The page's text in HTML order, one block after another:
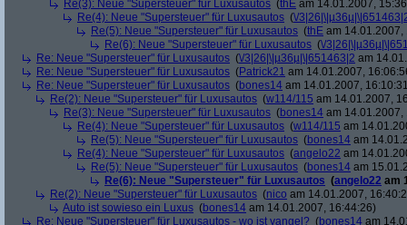
Re(3): Neue "Supersteuer" für Luxusautos (thE am 14.01.2007,
Re(4): Neue "Supersteuer" für Luxusautos (\/
Re(5): Neue "Supersteuer" für Luxusautos (thE am 14.01.2007,
Re(6): Neue "Supersteuer" für Luxusautos (\/
Re: Neue "Supersteuer" für Luxusautos (\/3|26|\|µ36µ|\|651463|2 am
Re: Neue "Supersteuer" für Luxusautos (Patrick21 am 14.01.2007,
Re: Neue "Supersteuer" für Luxusautos (bones14 am 14.01.2007,
Re(2): Neue "Supersteuer" für Luxusautos (w114/115 am 14.01.2007,
Re(3): Neue "Supersteuer" für Luxusautos (bones14 am 14.01.2007,
Re(4): Neue "Supersteuer" für Luxusautos (w114/115 am
Re(5): Neue "Supersteuer" für Luxusautos (bones14 am
Re(4): Neue "Supersteuer" für Luxusautos (angelo22 am
Re(5): Neue "Supersteuer" für Luxusautos (bones14 am
Re(6): Neue "Supersteuer" für Luxusautos (angelo22 am
Re(2): Neue "Supersteuer" für Luxusautos (nico am 14.01.2007,
Auto ist sowieso ein Luxus (bones14 am 14.01.2007, 16:44:26)
Re: Neue "Supersteuer" für Luxusautos - wo ist yangel? (bones14 am